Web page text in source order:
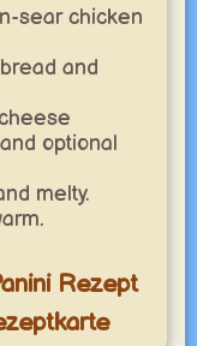
sear chicken
and
optional
melty.
Rezept